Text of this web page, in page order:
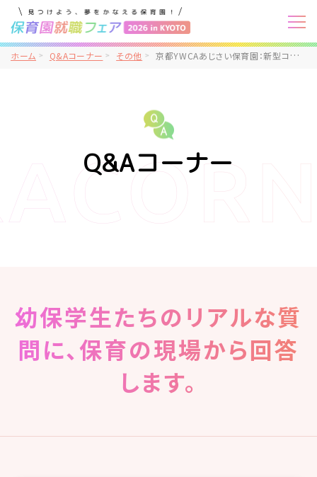
ホーム Q&Aコーナー その他 京都YWCAあじさい保育園：新型コロナウイルスが流行り、以前と変わったところや大変になったことはありますか。
Q&Aコーナー
幼保学生たちのリアルな質
問に、保育の現場から回答
します。